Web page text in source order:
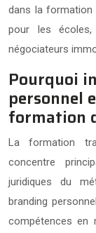
dans la formation
pour les
négociateurs
Pourquoi
personnel
formation
La formation
concentre
juridiques du
branding
compétences en